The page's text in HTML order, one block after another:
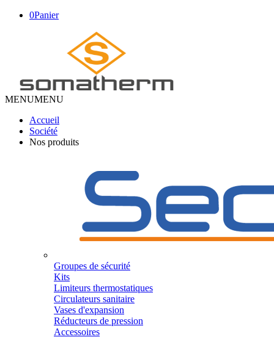
0Panier
MENUMENU
Accueil
Société
Nos produits
Groupes de sécurité
Kits
Limiteurs thermostatiques
Circulateurs sanitaire
Vases d'expansion
Réducteurs de pression
Accessoires